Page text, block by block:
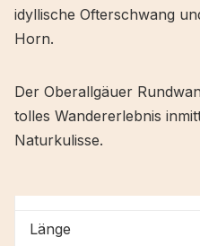
idyllische Ofterschwang
Horn.
Der Oberallgäuer
tolles Wandererlebnis
Naturkulisse.
Länge